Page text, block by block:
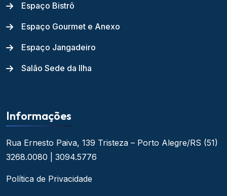
Espaço Bistrô
Espaço Gourmet e Anexo
Espaço Jangadeiro
Salão Sede da Ilha
Informações
Rua Ernesto Paiva, 139 Tristeza – Porto Alegre/RS (51)
3268.0080 | 3094.5776
Política de Privacidade